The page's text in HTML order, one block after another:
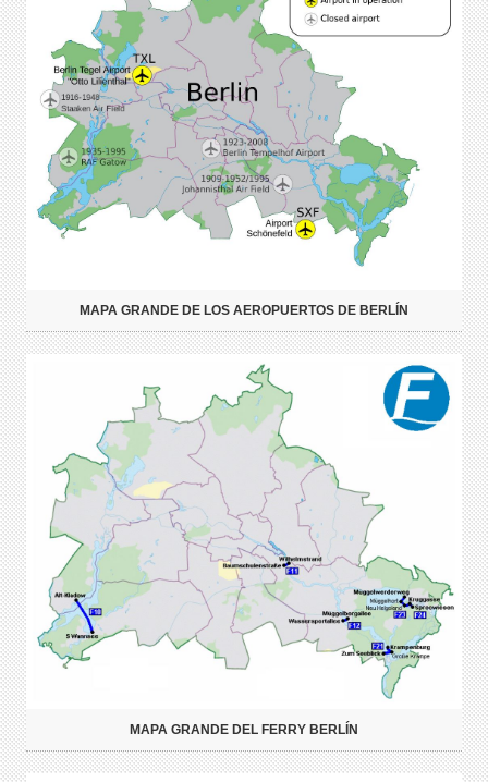
MAPA GRANDE DE LOS AEROPUERTOS DE BERLÍN
MAPA GRANDE DEL FERRY BERLÍN